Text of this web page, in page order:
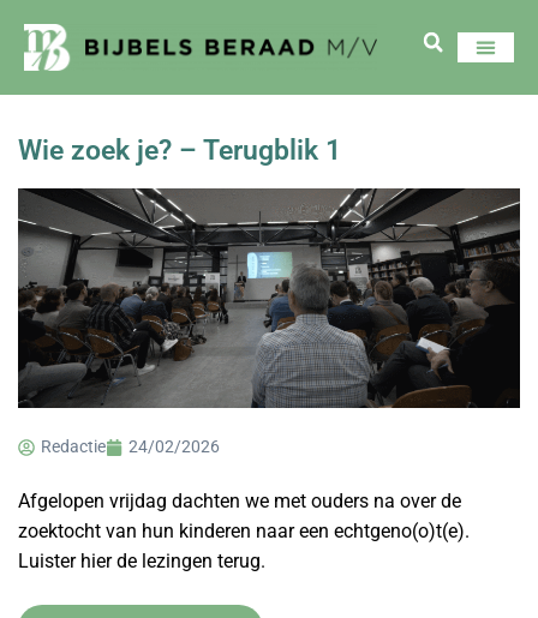
Wie zoek je? – Terugblik 1
Redactie 24/02/2026
Afgelopen vrijdag dachten we met ouders na over de
zoektocht van hun kinderen naar een echtgeno(o)t(e).
Luister hier de lezingen terug.